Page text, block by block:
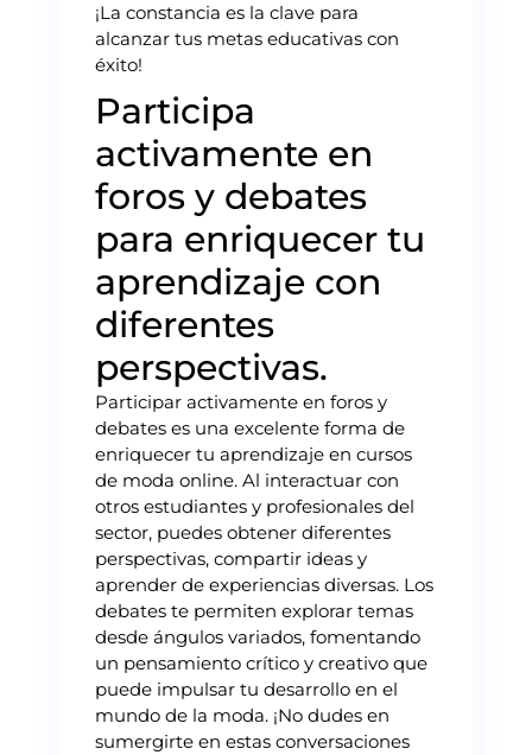
¡La constancia es la clave para
alcanzar tus metas educativas con
éxito!
Participa
activamente en
foros y debates
para enriquecer tu
aprendizaje con
diferentes
perspectivas.
Participar activamente en foros y
debates es una excelente forma de
enriquecer tu aprendizaje en cursos
de moda online. Al interactuar con
otros estudiantes y profesionales del
sector, puedes obtener diferentes
perspectivas, compartir ideas y
aprender de experiencias diversas. Los
debates te permiten explorar temas
desde ángulos variados, fomentando
un pensamiento crítico y creativo que
puede impulsar tu desarrollo en el
mundo de la moda. ¡No dudes en
sumergirte en estas conversaciones